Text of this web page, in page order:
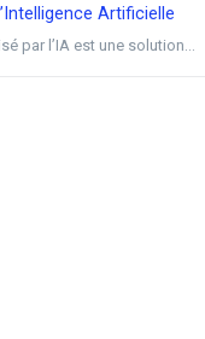
Artificielle
par l’IA est une solution...